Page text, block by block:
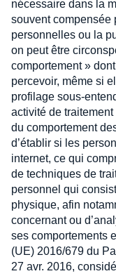
nécessaire dans la
souvent compensée
personnelles ou la
on peut être
comportement »
percevoir, même si
profilage sous-
activité de
du comportement
d’établir si les
internet, ce qui
de techniques de
personnel qui
physique, afin
concernant ou
ses comportements
(UE) 2016/679 du
27 avr. 2016,